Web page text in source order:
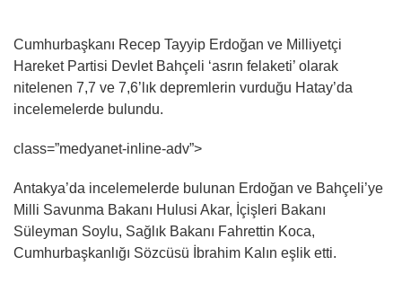
Cumhurbaşkanı Recep Tayyip Erdoğan ve Milliyetçi
Hareket Partisi Devlet Bahçeli ‘asrın felaketi’ olarak
nitelenen 7,7 ve 7,6’lık depremlerin vurduğu Hatay’da
incelemelerde bulundu.
class=”medyanet-inline-adv”>
Antakya’da incelemelerde bulunan Erdoğan ve Bahçeli’ye
Milli Savunma Bakanı Hulusi Akar, İçişleri Bakanı
Süleyman Soylu, Sağlık Bakanı Fahrettin Koca,
Cumhurbaşkanlığı Sözcüsü İbrahim Kalın eşlik etti.